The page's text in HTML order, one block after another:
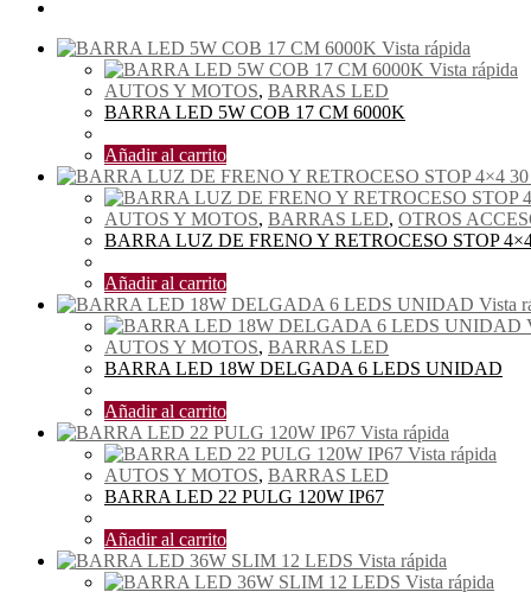
Vista rápida
Vista rápida
AUTOS Y MOTOS, BARRAS LED
BARRA LED 5W COB 17 CM 6000K
Añadir al carrito
AUTOS Y MOTOS, BARRAS LED, OTROS
BARRA LUZ DE FRENO Y RETROCESO STOP
Añadir al carrito
Vista
AUTOS Y MOTOS, BARRAS LED
BARRA LED 18W DELGADA 6 LEDS UNIDAD
Añadir al carrito
Vista rápida
Vista rápida
AUTOS Y MOTOS, BARRAS LED
BARRA LED 22 PULG 120W IP67
Añadir al carrito
Vista rápida
Vista rápida